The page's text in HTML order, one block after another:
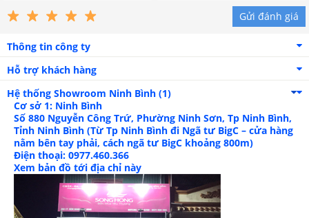
Gửi đánh giá
Thông tin công ty
Hỗ trợ khách hàng
Hệ thống Showroom Ninh Bình (1)
Cơ sở 1: Ninh Bình
Số 880 Nguyễn Công Trứ, Phường Ninh Sơn, Tp Ninh Bình,
Tỉnh Ninh Bình (Từ Tp Ninh Bình đi Ngã tư BigC – cửa hàng
nằm bên tay phải, cách ngã tư BigC khoảng 800m)
Điện thoại: 0977.460.366
Xem bản đồ tới địa chỉ này